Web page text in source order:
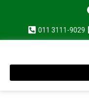
011 3111-9029